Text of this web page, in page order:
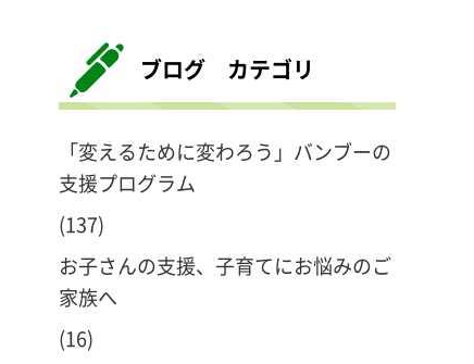
ブログ カテゴリ
「変えるために変わろう」バンブーの
支援プログラム
(137)
お子さんの支援、子育てにお悩みのご
家族へ
(16)